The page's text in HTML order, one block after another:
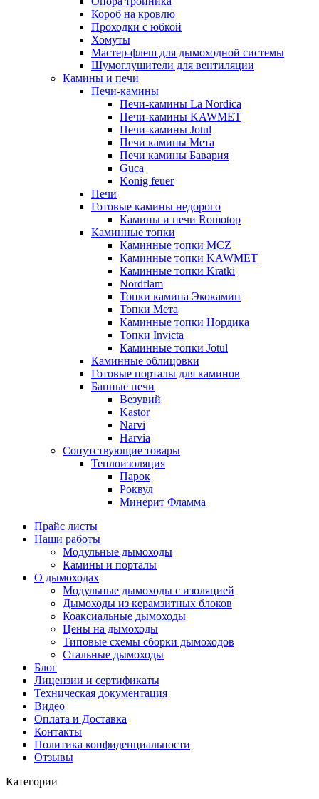
Короб на кровлю
Проходки с юбкой
Хомуты
Мастер-флеш для дымоходной системы
Шумоглушители для вентиляции
Камины и печи
Печи-камины
Печи-камины La Nordica
Печи-камины KAWMET
Печи-камины Jotul
Печи камины Мета
Печи камины Бавария
Guca
Konig feuer
Печи
Готовые камины недорого
Камины и печи Romotop
Каминные топки
Каминные топки MCZ
Каминные топки KAWMET
Каминные топки Kratki
Nordflam
Топки камина Экокамин
Топки Мета
Каминные топки Нордика
Топки Invicta
Каминные топки Jotul
Каминные облицовки
Готовые порталы для каминов
Банные печи
Везувий
Kastor
Narvi
Harvia
Сопутствующие товары
Теплоизоляция
Парок
Роквул
Минерит Фламма
Прайс листы
Наши работы
Модульные дымоходы
Камины и порталы
О дымоходах
Модульные дымоходы с изоляцией
Дымоходы из керамзитных блоков
Коаксиальные дымоходы
Цены на дымоходы
Типовые схемы сборки дымоходов
Стальные дымоходы
Блог
Лицензии и сертификаты
Техническая документация
Видео
Оплата и Доставка
Контакты
Политика конфиденциальности
Отзывы
Категории